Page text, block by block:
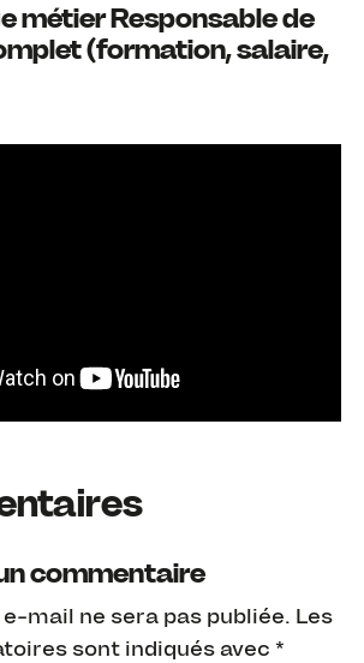
métier Responsable de
(formation, salaire,
commentaire
mail ne sera pas publiée. Les
sont indiqués avec *